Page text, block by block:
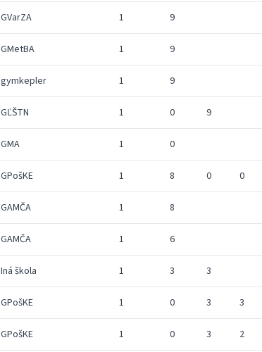
GVarZA 1 9
GMetBA 1 9
gymkepler 1 9
GĽŠTN 1 0 9
GMA 1 0
GPošKE 1 8 0 0
GAMČA 1 8
GAMČA 1 6
Iná škola 1 3 3
GPošKE 1 0 3 3
GPošKE 1 0 3 2